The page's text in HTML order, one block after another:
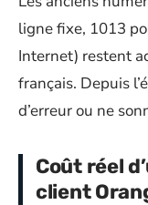
ligne fixe, 1013
Internet) restent
français. Depuis
d’erreur ou ne
Coût réel
client